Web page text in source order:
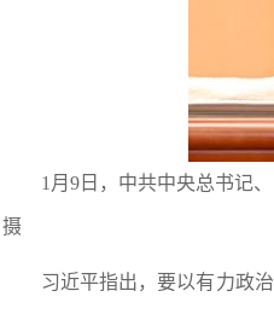
1月9日，中共中央总书记
摄
习近平指出，要以有力政